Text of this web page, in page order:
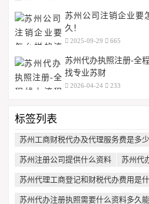
苏州公司注销企业要
久！
2025-09-29 665
苏州代办执照注册-全
找专业苏财
2026-04-24 233
标签列表
苏州工商财税代办及代理服务费是多少
苏州注册公司提供什么资料 苏州代
苏州代理工商登记和财税代办费用是
苏州代办注册执照需要什么资料多久